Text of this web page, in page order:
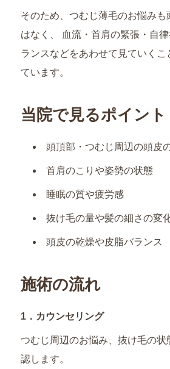
そのため、つむじ薄毛のお悩みも
はなく、 血流・首肩の緊張・自
ランスなどをあわせて見ていくこ
ています。
当院で見るポイント
頭頂部・つむじ周辺の頭皮
首肩のこりや姿勢の状態
睡眠の質や疲労感
抜け毛の量や髪の細さの変
頭皮の乾燥や皮脂バランス
施術の流れ
1．カウンセリング
つむじ周辺のお悩み、抜け毛の状
認します。